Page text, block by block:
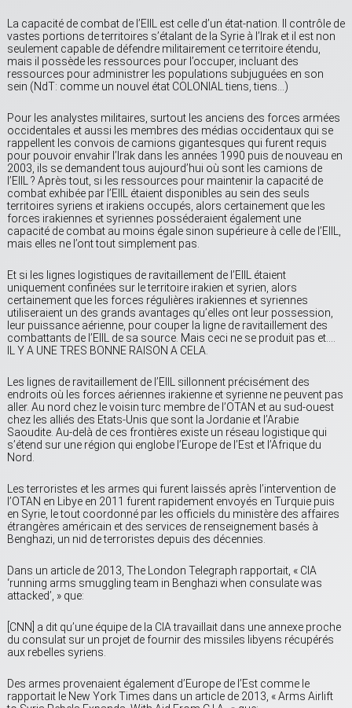
La capacité de combat de l’EIIL est celle d’un état-nation. Il contrôle de
vastes portions de territoires s’étalant de la Syrie à l’Irak et il est non
seulement capable de défendre militairement ce territoire étendu,
mais il possède les ressources pour l’occuper, incluant des
ressources pour administrer les populations subjuguées en son
sein (NdT: comme un nouvel état COLONIAL tiens, tiens…)
Pour les analystes militaires, surtout les anciens des forces armées
occidentales et aussi les membres des médias occidentaux qui se
rappellent les convois de camions gigantesques qui furent requis
pour pouvoir envahir l’Irak dans les années 1990 puis de nouveau en
2003, ils se demandent tous aujourd’hui où sont les camions de
l’EIIL ? Après tout, si les ressources pour maintenir la capacité de
combat exhibée par l’EIIL étaient disponibles au sein des seuls
territoires syriens et irakiens occupés, alors certainement que les
forces irakiennes et syriennes posséderaient également une
capacité de combat au moins égale sinon supérieure à celle de l’EIIL,
mais elles ne l’ont tout simplement pas.
Et si les lignes logistiques de ravitaillement de l’EIIL étaient
uniquement confinées sur le territoire irakien et syrien, alors
certainement que les forces régulières irakiennes et syriennes
utiliseraient un des grands avantages qu’elles ont leur possession,
leur puissance aérienne, pour couper la ligne de ravitaillement des
combattants de l’EIIL de sa source. Mais ceci ne se produit pas et….
IL Y A UNE TRES BONNE RAISON A CELA.
Les lignes de ravitaillement de l’EIIL sillonnent précisément des
endroits où les forces aériennes irakienne et syrienne ne peuvent pas
aller. Au nord chez le voisin turc membre de l’OTAN et au sud-ouest
chez les alliés des Etats-Unis que sont la Jordanie et l’Arabie
Saoudite. Au-delà de ces frontières existe un réseau logistique qui
s’étend sur une région qui englobe l’Europe de l’Est et l’Afrique du
Nord.
Les terroristes et les armes qui furent laissés après l’intervention de
l’OTAN en Libye en 2011 furent rapidement envoyés en Turquie puis
en Syrie, le tout coordonné par les officiels du ministère des affaires
étrangères américain et des services de renseignement basés à
Benghazi, un nid de terroristes depuis des décennies.
Dans un article de 2013, The London Telegraph rapportait, « CIA
‘running arms smuggling team in Benghazi when consulate was
attacked’, » que:
[CNN] a dit qu’une équipe de la CIA travaillait dans une annexe proche
du consulat sur un projet de fournir des missiles libyens récupérés
aux rebelles syriens.
Des armes provenaient également d’Europe de l’Est comme le
rapportait le New York Times dans un article de 2013, « Arms Airlift